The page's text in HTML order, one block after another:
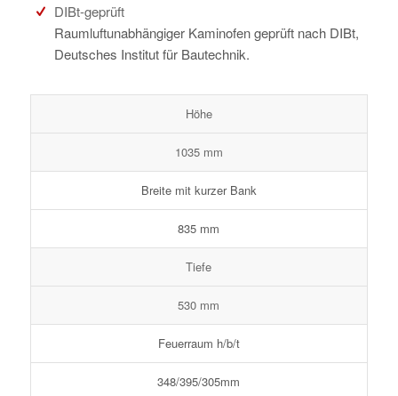
DIBt-geprüft
Raumluftunabhängiger Kaminofen geprüft nach DIBt,
Deutsches Institut für Bautechnik.
Höhe
1035 mm
Breite mit kurzer Bank
835 mm
Tiefe
530 mm
Feuerraum h/b/t
348/395/305mm